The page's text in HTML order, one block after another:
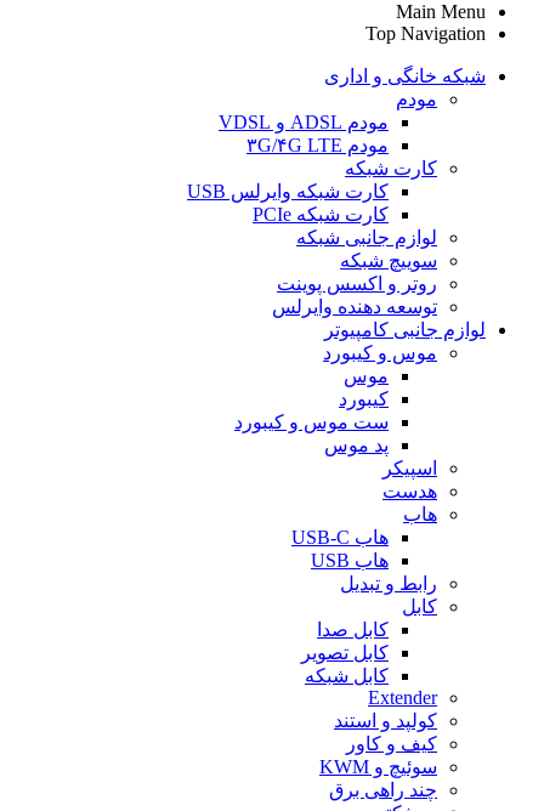
Main Menu
Top Navigation
شبکه خانگی و اداری
مودم
مودم ADSL و VDSL
مودم ۳G/۴G LTE
کارت شبکه
کارت شبکه وایرلس USB
کارت شبکه PCIe
لوازم جانبی شبکه
سوییچ شبکه
روتر و اکسس پوینت
توسعه دهنده وایرلس
لوازم جانبی کامپیوتر
موس و کیبورد
موس
کیبورد
ست موس و کیبورد
پد موس
اسپیکر
هدست
هاب
هاب USB-C
هاب USB
رابط و تبدیل
کابل
کابل صدا
کابل تصویر
کابل شبکه
Extender
کولپد و استند
کیف و کاور
سوئیچ و KWM
چند راهی برق